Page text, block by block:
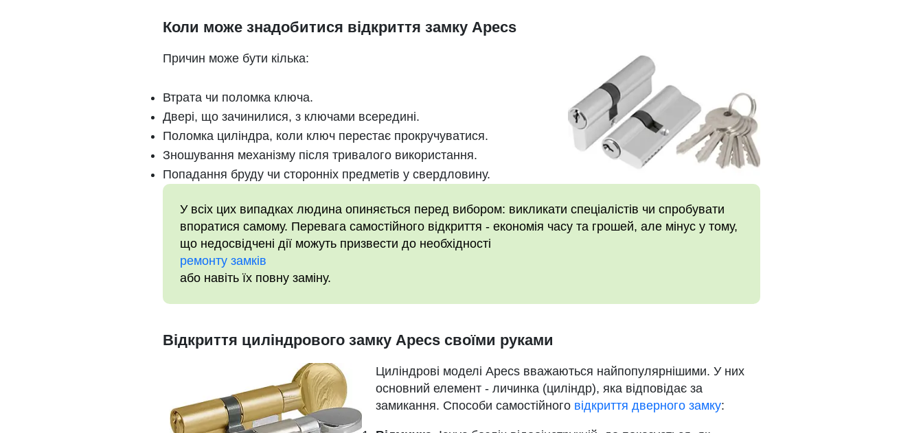
Коли може знадобитися відкриття замку Apecs
Причин може бути кілька:
Втрата чи поломка ключа.
Двері, що зачинилися, з ключами всередині.
Поломка циліндра, коли ключ перестає прокручуватися.
Зношування механізму після тривалого використання.
Попадання бруду чи сторонніх предметів у свердловину.
У всіх цих випадках людина опиняється перед вибором: викликати спеціалістів чи спробувати
впоратися самому. Перевага самостійного відкриття - економія часу та грошей, але мінус у тому,
що недосвідчені дії можуть призвести до необхідності
ремонту замків
або навіть їх повну заміну.
Відкриття циліндрового замку Apecs своїми руками
Циліндрові моделі Apecs вважаються найпопулярнішими. У них
основний елемент - личинка (циліндр), яка відповідає за
замикання. Способи самостійного відкриття дверного замку: